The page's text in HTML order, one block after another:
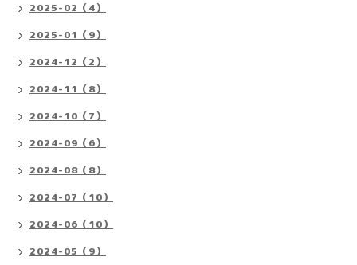
2025-02（4）
2025-01（9）
2024-12（2）
2024-11（8）
2024-10（7）
2024-09（6）
2024-08（8）
2024-07（10）
2024-06（10）
2024-05（9）